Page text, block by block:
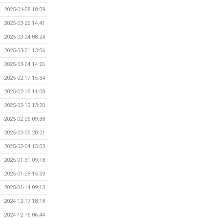
2025-04-08 18:09
2025-03-26 14:41
2025-03-24 08:24
2025-03-21 13:06
2025-03-04 14:26
2025-02-17 15:34
2025-02-15 11:08
2025-02-12 13:20
2025-02-06 09:38
2025-02-05 20:21
2025-02-04 15:03
2025-01-31 09:18
2025-01-28 15:59
2025-01-14 09:13
2024-12-17 18:18
2024-12-16 06:44